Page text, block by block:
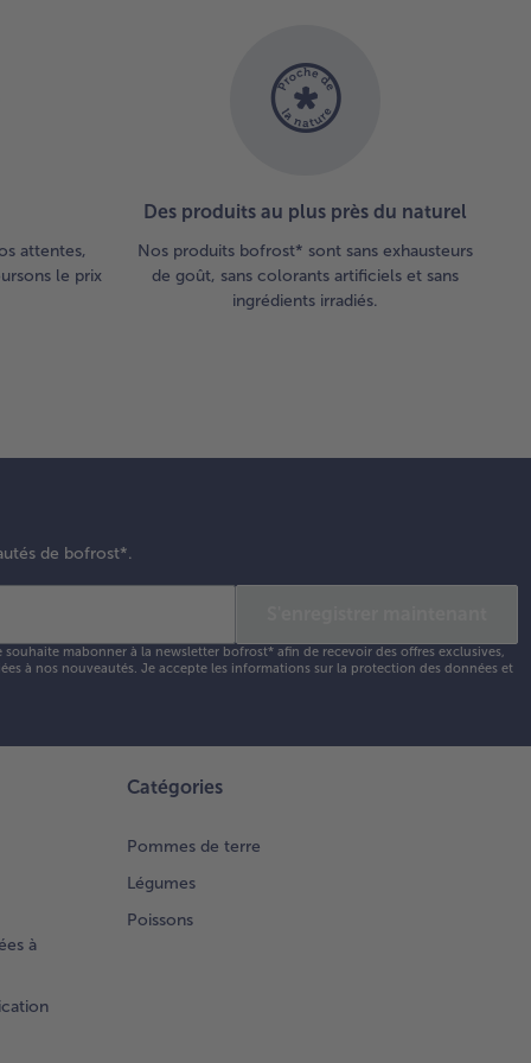
attentes,
le prix
Des produits au plus près du naturel
Nos produits bofrost* sont sans exhausteurs
de goût, sans colorants artificiels et sans
ingrédients irradiés.
de bofrost*.
mabonner à la newsletter bofrost* afin de recevoir des offres exclusives,
à nos nouveautés. Je accepte les informations sur la protection des données et
à
Catégories
Pommes de terre
Légumes
Poissons